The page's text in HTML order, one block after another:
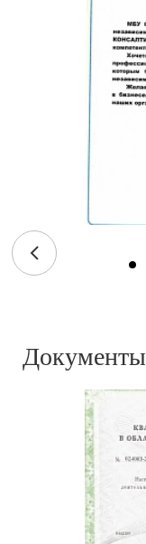
Документы